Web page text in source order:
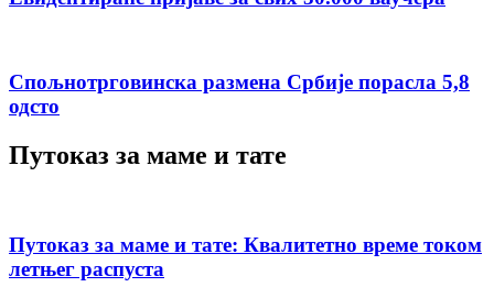
Спољнотрговинска размена Србије порасла 5,8
одсто
Путоказ за маме и тате
Путоказ за маме и тате: Квалитетно време током
летњег распуста